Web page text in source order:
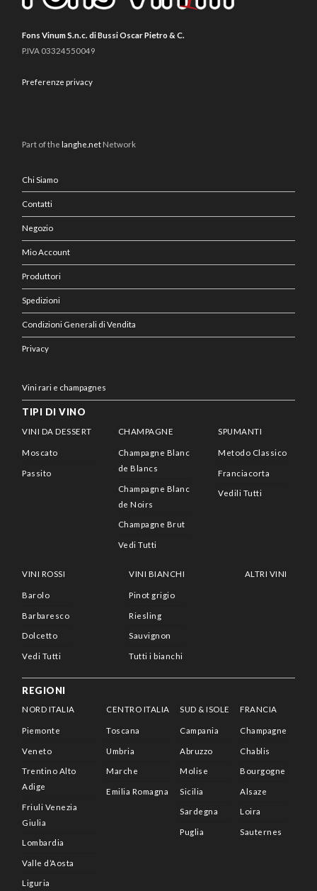
Fons Vinum S.n.c. di Bussi Oscar Pietro & C.
P.IVA 03324550049
Preferenze privacy
Part of the langhe.net Network
Chi Siamo
Contatti
Negozio
Mio Account
Produttori
Spedizioni
Condizioni Generali di Vendita
Privacy
Vini rari e champagnes
TIPI DI VINO
VINI DA DESSERT
Moscato
Passito
CHAMPAGNE
Champagne Blanc
de Blancs
Champagne Blanc
de Noirs
Champagne Brut
Vedi Tutti
SPUMANTI
Metodo Classico
Franciacorta
Vedili Tutti
VINI ROSSI
Barolo
Barbaresco
Dolcetto
Vedi Tutti
VINI BIANCHI
Pinot grigio
Riesling
Sauvignon
Tutti i bianchi
ALTRI VINI
REGIONI
NORD ITALIA
Piemonte
Veneto
Trentino Alto
Adige
Friuli Venezia
Giulia
Lombardia
Valle d’Aosta
Liguria
CENTRO ITALIA
Toscana
Umbria
Marche
Emilia Romagna
SUD & ISOLE
Campania
Abruzzo
Molise
Sicilia
Sardegna
Puglia
FRANCIA
Champagne
Chablis
Bourgogne
Alsaze
Loira
Sauternes